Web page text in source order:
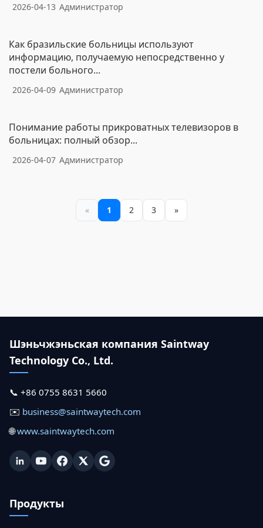
2026-04-13 Администратор
Как бразильские больницы используют
информацию, получаемую непосредственно у
постели больного...
2026-04-09 Администратор
Понимание работы прикроватных телевизоров в
больницах: полный обзор...
2026-04-07 Администратор
« 1 2 3 »
Шэньчжэньская компания Saintway
Technology Co., Ltd.
📞 +86 0755 8631 5660
✉️ business@saintwaytech.com
🌐www.saintwaytech.com
Продукты